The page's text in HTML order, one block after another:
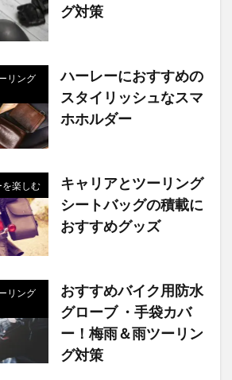
グ対策
リング
ハーレーにおすすめの
スタイリッシュなスマ
ホホルダー
楽しむ
キャリアとツーリング
シートバッグの積載に
おすすめグッズ
リング
おすすめバイク用防水
グローブ ・手袋カバ
ー！梅雨＆雨ツーリン
グ対策